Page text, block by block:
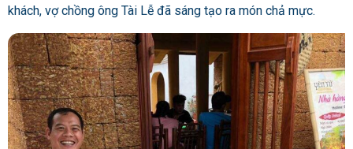
khách, vợ chồng ông Tài Lễ đã sáng tạo ra món chả mực.